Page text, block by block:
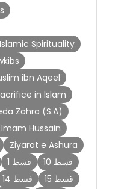
Islamic Spirituality
ibn Aqeel
in Islam
Zahra (S.A)
Hussain
Ziyarat e Ashura
قسط 1
قسط 10
قسط 14
قسط 15